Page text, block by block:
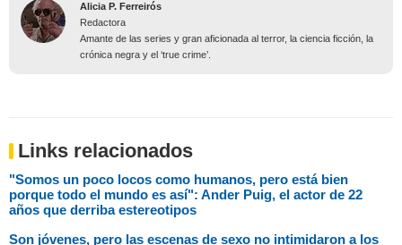
Alicia P. Ferreirós
Redactora
Amante de las series y gran aficionada al terror, la ciencia ficción, la
crónica negra y el ‘true crime’.
Links relacionados
"Somos un poco locos como humanos, pero está bien
porque todo el mundo es así": Ander Puig, el actor de 22
años que derriba estereotipos
Son jóvenes, pero las escenas de sexo no intimidaron a los